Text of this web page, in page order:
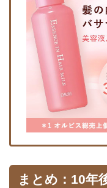
まとめ：10年